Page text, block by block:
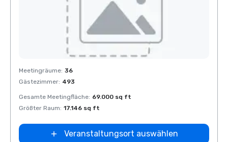
Removed from favorites
Meetingräume: 36
Gästezimmer: 493
Gesamte Meetingfläche: 69.000 sq ft
Größter Raum: 17.146 sq ft
Veranstaltungsort auswählen